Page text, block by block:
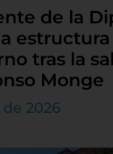
de la
tras la
Monge
2026